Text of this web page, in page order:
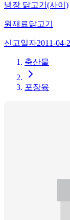
냉장 닭고기(사이)
원재료닭고기
신고일자2011-04-
축산물
포장육